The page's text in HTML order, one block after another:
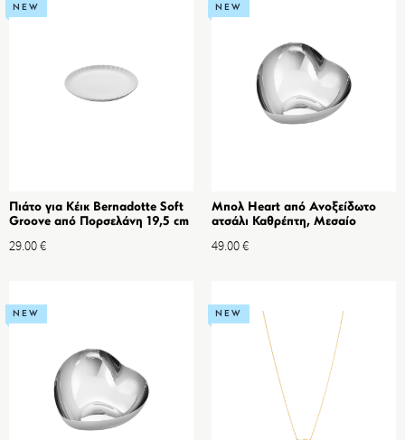
NEW
Πιάτο για Κέικ Bernadotte Soft
Groove από Πορσελάνη 19,5 cm
29.00€
NEW
Μπολ Heart από Ανοξείδωτο
ατσάλι Καθρέπτη, Μεσαίο
49.00€
NEW NEW